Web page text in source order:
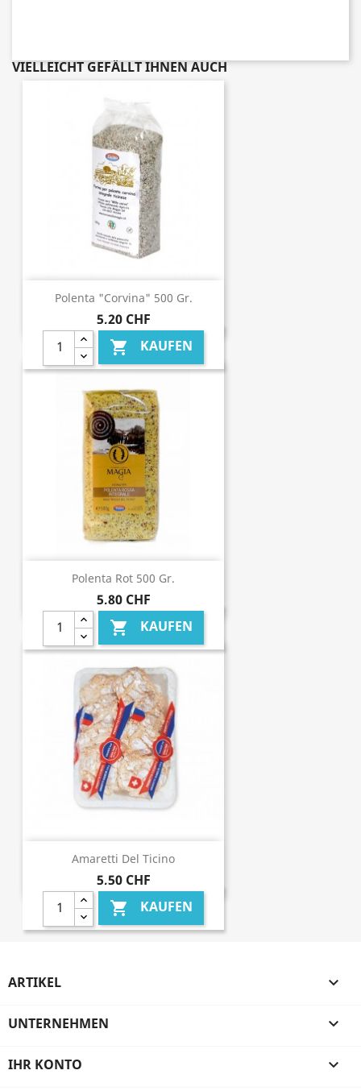
VIELLEICHT GEFÄLLT IHNEN AUCH
Polenta "Corvina" 500 Gr.
5,20 CHF
 KAUFEN
Polenta Rot 500 Gr.
5,80 CHF
 KAUFEN
Amaretti Del Ticino
5,50 CHF
 KAUFEN
ARTIKEL 
UNTERNEHMEN 
IHR KONTO 